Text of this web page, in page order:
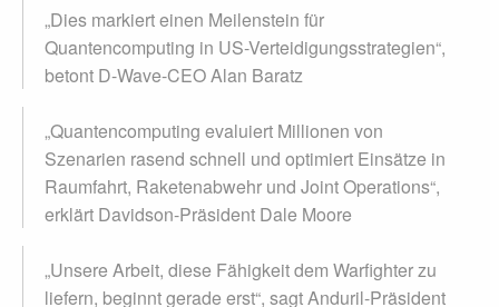
„Dies markiert einen Meilenstein für
Quantencomputing in US-Verteidigungsstrategien“,
betont D-Wave-CEO Alan Baratz
„Quantencomputing evaluiert Millionen von
Szenarien rasend schnell und optimiert Einsätze in
Raumfahrt, Raketenabwehr und Joint Operations“,
erklärt Davidson-Präsident Dale Moore
„Unsere Arbeit, diese Fähigkeit dem Warfighter zu
liefern, beginnt gerade erst“, sagt Anduril-Präsident